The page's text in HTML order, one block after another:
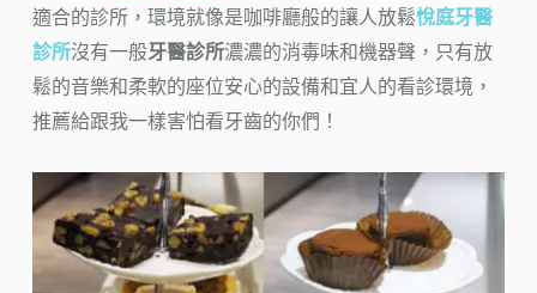
適合的診所，環境就像是咖啡廳般的讓人放鬆悅庭牙醫
診所沒有一般牙醫診所濃濃的消毒味和機器聲，只有放
鬆的音樂和柔軟的座位安心的設備和宜人的看診環境，
推薦給跟我一樣害怕看牙齒的你們！